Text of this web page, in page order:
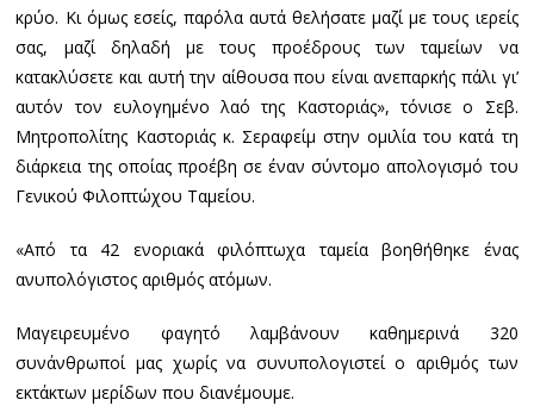
κρύο. Κι όμως εσείς, παρόλα αυτά θελήσατε μαζί με τους ιερείς
σας, μαζί δηλαδή με τους προέδρους των ταμείων να
κατακλύσετε και αυτή την αίθουσα που είναι ανεπαρκής πάλι γι’
αυτόν τον ευλογημένο λαό της Καστοριάς», τόνισε ο Σεβ.
Μητροπολίτης Καστοριάς κ. Σεραφείμ στην ομιλία του κατά τη
διάρκεια της οποίας προέβη σε έναν σύντομο απολογισμό του
Γενικού Φιλοπτώχου Ταμείου.
«Από τα 42 ενοριακά φιλόπτωχα ταμεία βοηθήθηκε ένας
ανυπολόγιστος αριθμός ατόμων.
Μαγειρευμένο φαγητό λαμβάνουν καθημερινά 320
συνάνθρωποί μας χωρίς να συνυπολογιστεί ο αριθμός των
εκτάκτων μερίδων που διανέμουμε.